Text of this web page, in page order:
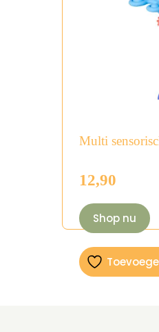
Multi
12,90
Shop nu